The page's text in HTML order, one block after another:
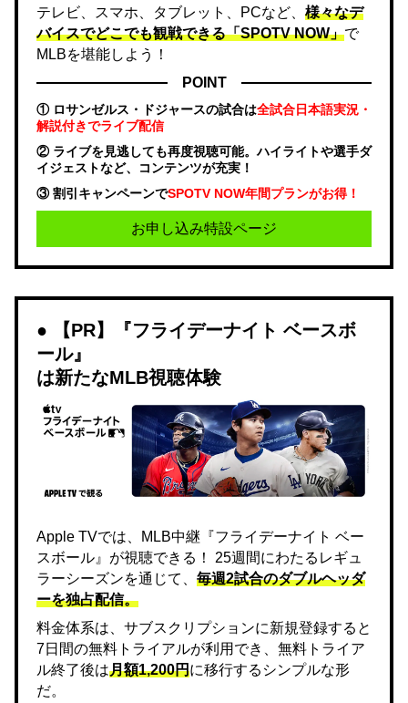
テレビ、スマホ、タブレット、PCなど、 様々なデ
バイスでどこでも観戦できる「SPOTV NOW」で
MLBを堪能しよう！
POINT
① ロサンゼルス・ドジャースの試合は全試合日本語実況・
解説付きでライブ配信
② ライブを見逃しても再度視聴可能。ハイライトや選手ダ
イジェストなど、コンテンツが充実！
③ 割引キャンペーンでSPOTV NOW年間プランがお得！
お申し込み特設ページ
【PR】『フライデーナイト ベースボ
ール』
は新たなMLB視聴体験
Apple TVでは、MLB中継『フライデーナイト ベー
スボール』が視聴できる！ 25週間にわたるレギュ
ラーシーズンを通じて、 毎週2試合のダブルヘッダ
ーを独占配信。
料金体系は、サブスクリプションに新規登録すると
7日間の無料トライアルが利用でき、無料トライア
ル終了後は月額1,200円に移行するシンプルな形
だ。